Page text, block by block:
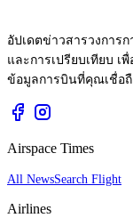
อัปเดตข่าวสารวงการ
และการเปรียบเทียบ เ
ข้อมูลการบินที่คุณเชื่อถื
Airspace Times
All NewsSearch Flight
Airlines